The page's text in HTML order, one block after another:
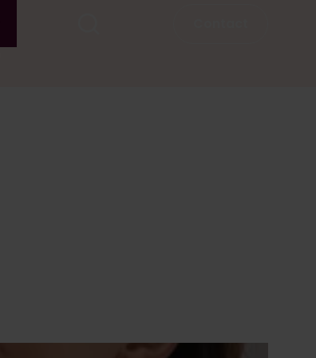
Eerstvolgende startdata